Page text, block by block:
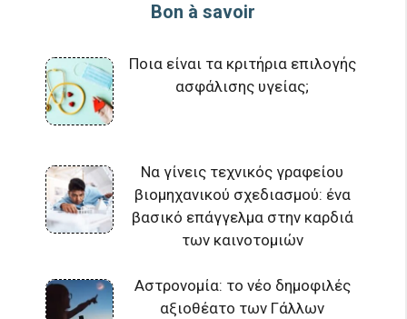
Bon à savoir
Ποια είναι τα κριτήρια επιλογής
ασφάλισης υγείας;
Να γίνεις τεχνικός γραφείου
βιομηχανικού σχεδιασμού: ένα
βασικό επάγγελμα στην καρδιά
των καινοτομιών
Αστρονομία: το νέο δημοφιλές
αξιοθέατο των Γάλλων